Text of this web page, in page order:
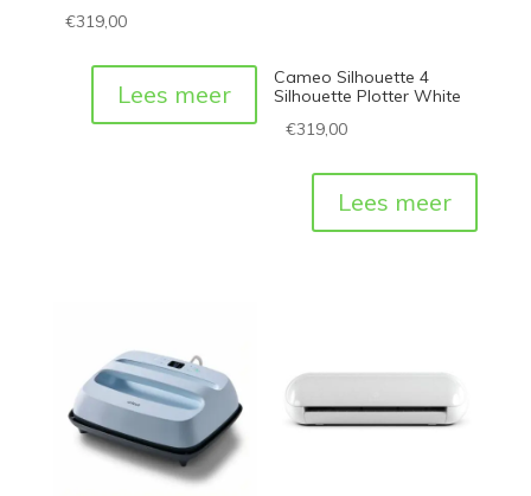
€319,00
Lees meer
Cameo Silhouette 4
Silhouette Plotter White
€319,00
Lees meer